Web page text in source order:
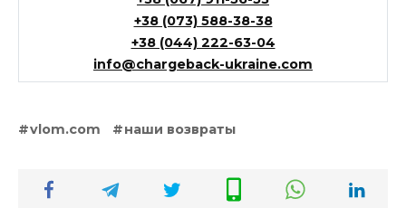
+38 (073) 588-38-38
+38 (044) 222-63-04
info@chargeback-ukraine.com
vlom.com наши возвраты